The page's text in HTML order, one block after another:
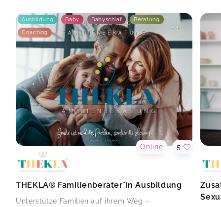
Ausbildung Baby Babyschlaf Beratung
Coaching
THEKLA® Familienberater*in Ausbildung
Unterstütze Familien auf ihrem Weg –
Online 5